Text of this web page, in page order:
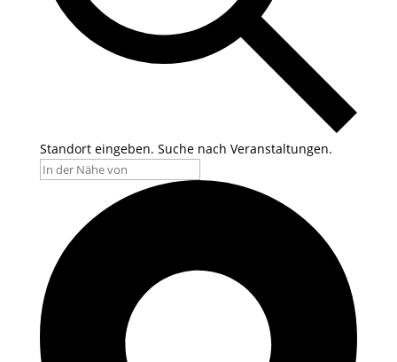
Standort eingeben. Suche nach Veranstaltungen.